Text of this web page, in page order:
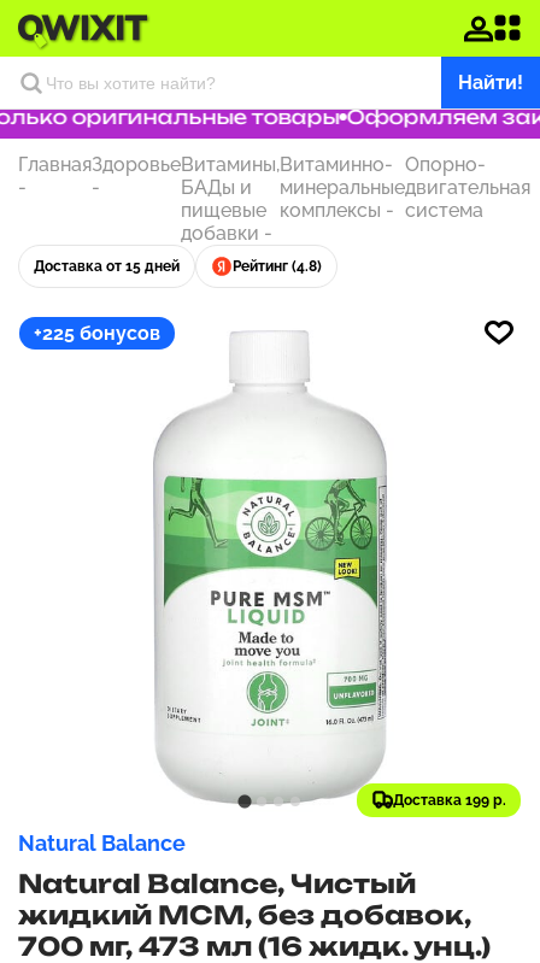
Найти!
оригинальные товары Оформляем
Главная
-
Здоровье
-
Витамины,
БАДы и
пищевые
добавки -
Витаминно-
минеральные
комплексы -
Опорно-
двигательная
система
Доставка от 15 дней Рейтинг (4.8)
+225 бонусов
Доставка 199 р.
Natural Balance
Natural Balance, Чистый
жидкий МСМ, без добавок,
700 мг, 473 мл (16 жидк. унц.)